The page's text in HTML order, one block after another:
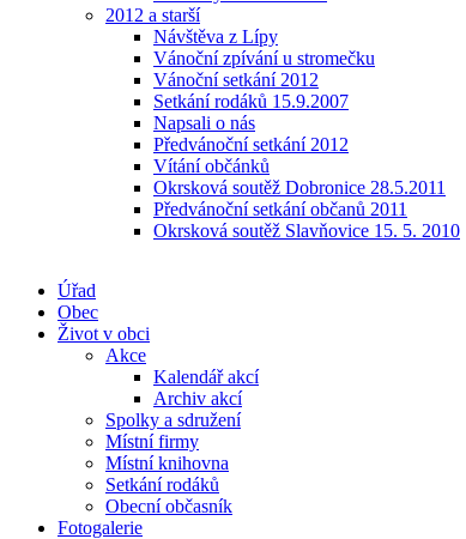
2012 a starší
Návštěva z Lípy
Vánoční zpívání u stromečku
Vánoční setkání 2012
Setkání rodáků 15.9.2007
Napsali o nás
Předvánoční setkání 2012
Vítání občánků
Okrsková soutěž Dobronice 28.5.2011
Předvánoční setkání občanů 2011
Okrsková soutěž Slavňovice 15. 5. 2010
Úřad
Obec
Život v obci
Akce
Kalendář akcí
Archiv akcí
Spolky a sdružení
Místní firmy
Místní knihovna
Setkání rodáků
Obecní občasník
Fotogalerie